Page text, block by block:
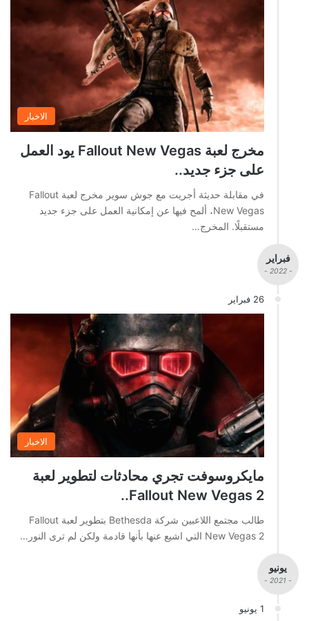
الاخبار
مخرج لعبة Fallout New Vegas يود العمل
على جزء جديد..
في مقابلة حديثة أجريت مع جوش سوير مخرج لعبة Fallout
New Vegas، ألمح فيها عن إمكانية العمل على جزء جديد
مستقبلًا. المخرج…
فبراير
- 2022 -
26 فبراير
الاخبار
مايكروسوفت تجري محادثات لتطوير لعبة
Fallout New Vegas 2..
طالب مجتمع اللاعبين شركة Bethesda بتطوير لعبة Fallout
New Vegas 2 التي اشيع عنها بأنها قادمة ولكن لم ترى النور…
يونيو
- 2021 -
1 يونيو